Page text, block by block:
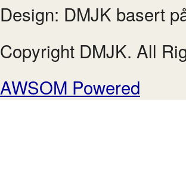
Design: DMJK basert
Copyright DMJK. All
AWSOM Powered